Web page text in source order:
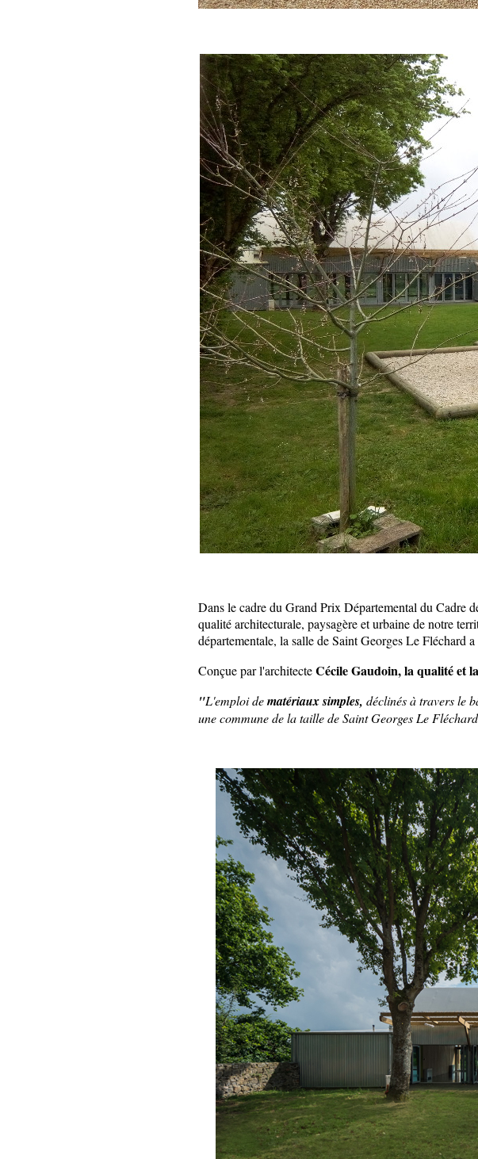
Dans le cadre du Grand Prix Départemental du Cadre
qualité architecturale, paysagère et urbaine de notre
départementale, la salle de Saint Georges Le Fléchard
Conçue par l'architecteCécile Gaudoin, la qualité et
"L'emploi dematériaux simples, déclinés à travers le
une commune de la taille de Saint Georges Le